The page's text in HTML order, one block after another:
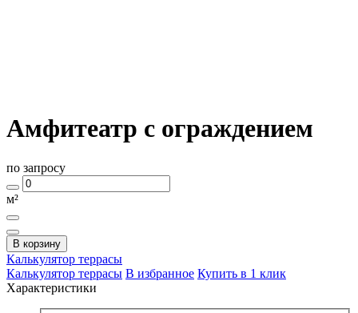
Амфитеатр с ограждением
по запросу
м²
В корзину
Калькулятор террасы
Калькулятор террасы В избранное Купить в 1 клик
Характеристики